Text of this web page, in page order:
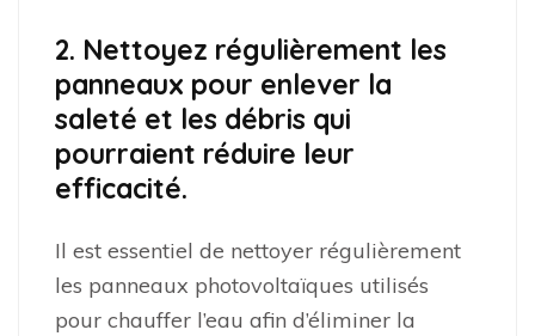
2. Nettoyez régulièrement les
panneaux pour enlever la
saleté et les débris qui
pourraient réduire leur
efficacité.
Il est essentiel de nettoyer régulièrement
les panneaux photovoltaïques utilisés
pour chauffer l’eau afin d’éliminer la